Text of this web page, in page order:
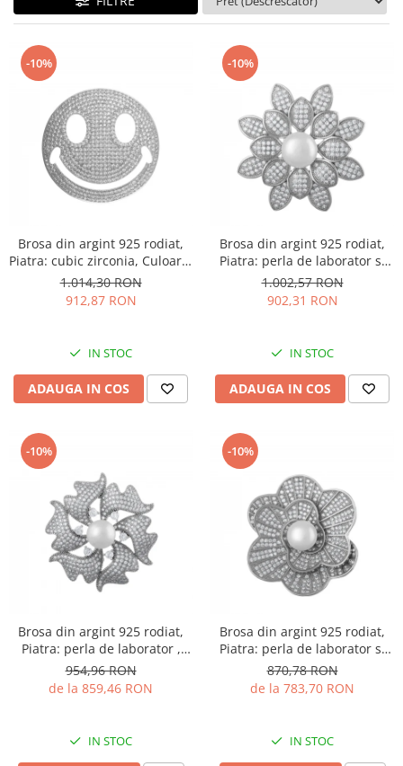
INELE
PIERCING
SETURI BIJUTERII
ACE DE CRAVATA
BRATARI PENTRU PICIOR
BUTONI
INELE
BRATARA TIP ROZARIU
LANTURI TIP ROZARIU
-10%
Brosa din argint 925 rodiat,
Piatra: cubic zirconia, Culoare:
transparenta, Sonis Silver
1.014,30 RON
912,87 RON
IN STOC
ADAUGA IN COS
-10%
Brosa din argint 925 rodiat,
Piatra: perla de laborator si
cubic zirconia, Culoare:
transparent, alb, Sonis Silver
1.002,57 RON
902,31 RON
IN STOC
ADAUGA IN COS
-10%
Brosa din argint 925 rodiat,
Piatra: perla de laborator ,
zirconia fatetata si cubic
zirconia, Culoare:
transparent, alb, Sonis Silver
954,96 RON
de la 859,46 RON
IN STOC
-10%
Brosa din argint 925 rodiat,
Piatra: perla de laborator si
cubic zirconia, Culoare:
transparent si alb, Sonis
Silver
870,78 RON
de la 783,70 RON
IN STOC